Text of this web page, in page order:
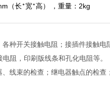
（长*宽*高） ，重量： 2kg
种开关接触电阻；接插件接触
阻，印刷版线条和孔化电阻等。
线束的检查；继电器触点的检查